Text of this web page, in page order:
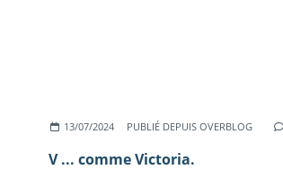
13/07/2024 PUBLIÉ DEPUIS OVERBLOG
V ... comme Victoria.